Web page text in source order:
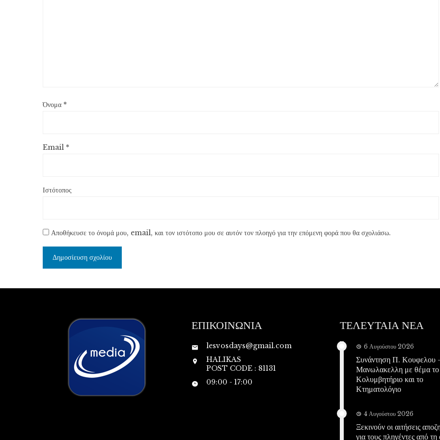
Όνομα *
Email *
Ιστότοπος
Αποθήκευσε το όνομά μου, email, και τον ιστότοπο μου σε αυτόν τον πλοηγό για την επόμενη φορά που θα σχολιάσω.
ΕΠΙΚΟΙΝΩΝΙΑ
lesvosdays@gmail.com
HALIKAS
POST CODE : 81131
09:00 - 17:00
ΤΕΛΕΥΤΑΙΑ ΝΕΑ
6 Αυγούστου 2026
Συνάντηση Π. Κουφελου
Μανωλακελλη με θέμα
Κολυμβητήριο και το
Κτηματολόγιο
4 Αυγούστου 2026
Ξεκινούν οι αιτήσεις
για τους πληγέντες από